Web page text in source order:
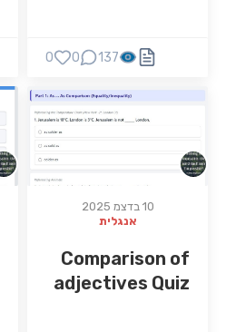
137
0
0
10 בדצמ 2025
אנגלית
Comparison of
adjectives Quiz